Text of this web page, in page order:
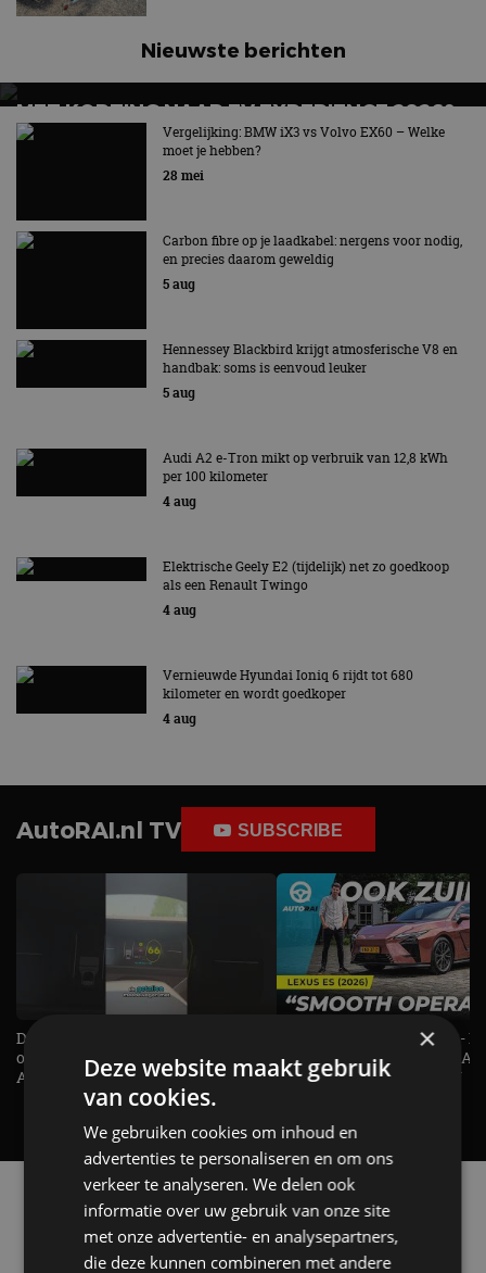
Nieuwste berichten
MET KORTING NAAR EV EXPERIENCE 2026?
AUTORAI REGELT HET!
EV Experience 2026 van 24 tot 26 september
Vergelijking: BMW iX3 vs Volvo EX60 – Welke
moet je hebben?
28 mei
Carbon fibre op je laadkabel: nergens voor nodig,
en precies daarom geweldig
5 aug
Hennessey Blackbird krijgt atmosferische V8 en
handbak: soms is eenvoud leuker
5 aug
Audi A2 e-Tron mikt op verbruik van 12,8 kWh
per 100 kilometer
4 aug
Elektrische Geely E2 (tijdelijk) net zo goedkoop
als een Renault Twingo
4 aug
Vernieuwde Hyundai Ioniq 6 rijdt tot 680
kilometer en wordt goedkoper
4 aug
AutoRAI.nl TV SUBSCRIBE
De Renault Twingo heeft een
opvallende snelheidsmeter! -
AutoRAI TV
De perfecte (gezins)taxi? -
ES500e (2026) - REVIEW -
UITGELEGD! - AutoRAI TV
Alle automerken
Selecteer een merk voor meer informatie, modellen
en alle nieuwsberichten
×
Deze website maakt gebruik
van cookies.
We gebruiken cookies om inhoud en
advertenties te personaliseren en om ons
verkeer te analyseren. We delen ook
informatie over uw gebruik van onze site
met onze advertentie- en analysepartners,
die deze kunnen combineren met andere